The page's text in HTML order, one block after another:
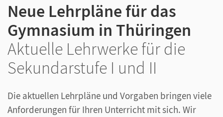
Neue Lehrpläne für das
Gymnasium in Thüringen
Aktuelle Lehrwerke für die
Sekundarstufe I und II
Die aktuellen Lehrpläne und Vorgaben bringen viele
Anforderungen für Ihren Unterricht mit sich. Wir